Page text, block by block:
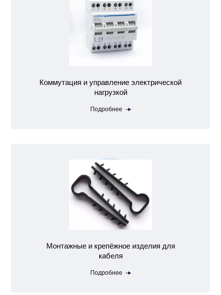
Коммутация и управление электрической
нагрузкой
Подробнее
Монтажные и крепёжное изделия для
кабеля
Подробнее